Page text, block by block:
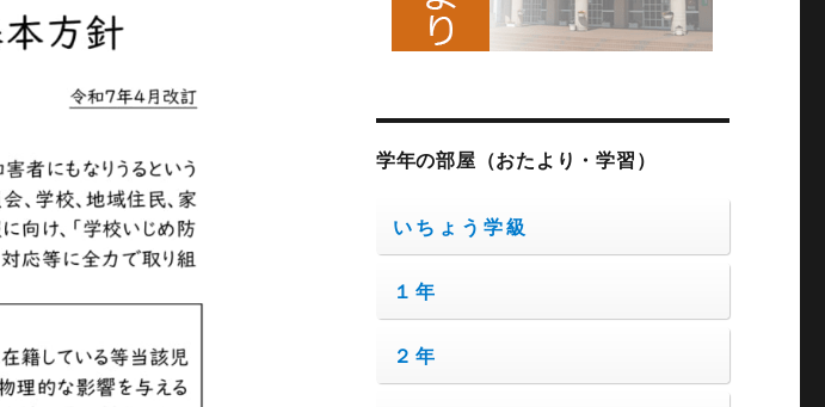
学年の部屋（おたより・学習）
いちょう学級
１年
２年